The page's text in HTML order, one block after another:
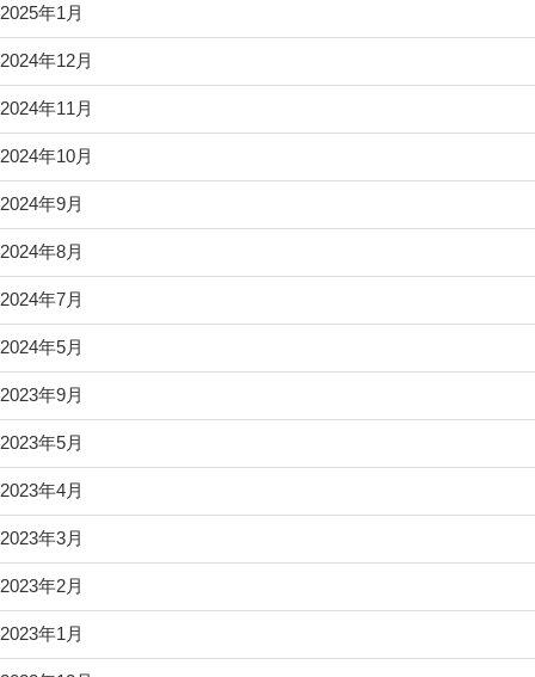
2025年1月
2024年12月
2024年11月
2024年10月
2024年9月
2024年8月
2024年7月
2024年5月
2023年9月
2023年5月
2023年4月
2023年3月
2023年2月
2023年1月